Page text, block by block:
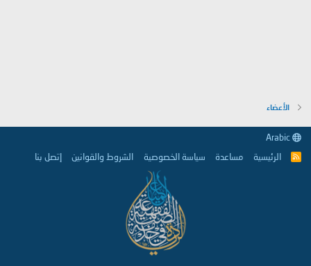
الأعضاء
R
الرئيسية مساعدة سياسة الخصوصية الشروط والقوانين إتصل بنا